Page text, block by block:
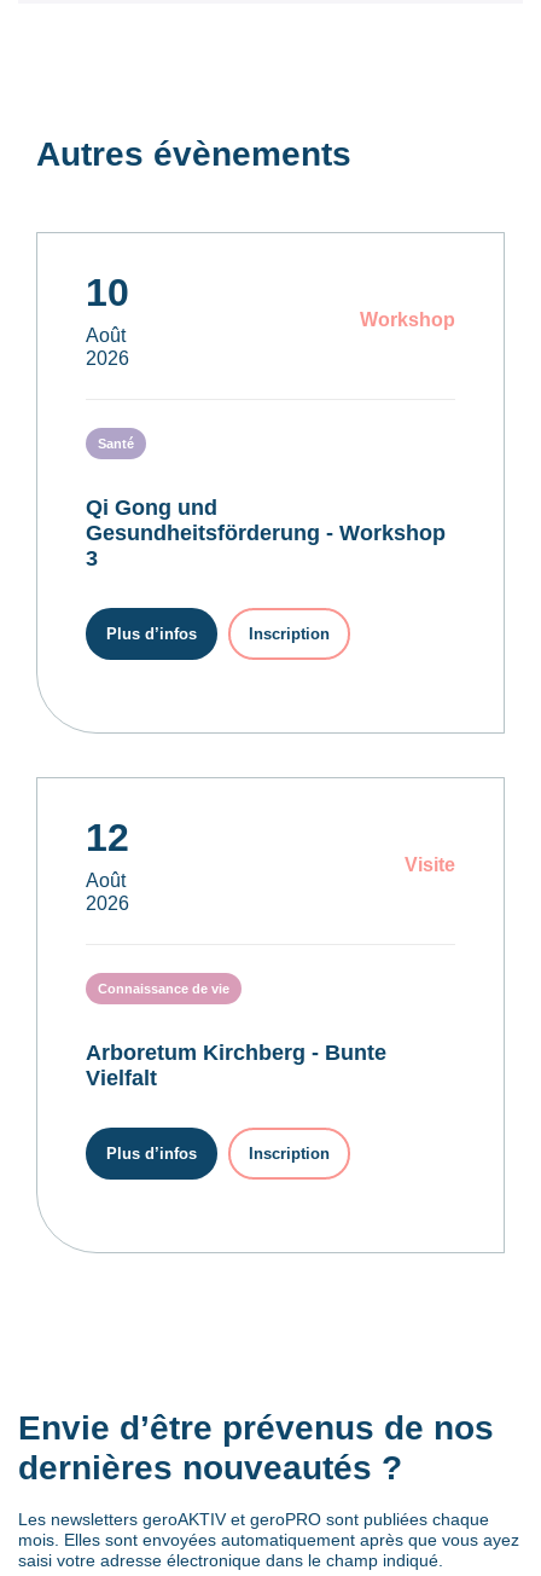
Autres évènements
10
Août
2026
Workshop
Santé
Qi Gong und
Gesundheitsförderung - Workshop
3
Plus d’infos Inscription
12
Août
2026
Visite
Connaissance de vie
Arboretum Kirchberg - Bunte
Vielfalt
Plus d’infos Inscription
Envie d’être prévenus de nos
dernières nouveautés ?
Les newsletters geroAKTIV et geroPRO sont publiées chaque
mois. Elles sont envoyées automatiquement après que vous ayez
saisi votre adresse électronique dans le champ indiqué.